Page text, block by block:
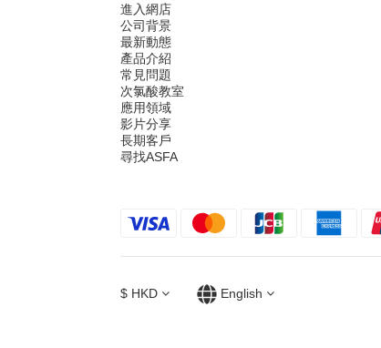
進入網店
公司背景
最新動態
產品介紹
常見問題
次氯酸教室
應用領域
影片分享
長期客戶
尋找ASFA
$ HKD English